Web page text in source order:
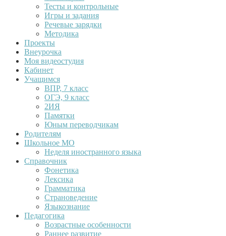
Тесты и контрольные
Игры и задания
Речевые зарядки
Методика
Проекты
Внеурочка
Моя видеостудия
Кабинет
Учащимся
ВПР, 7 класс
ОГЭ, 9 класс
2ИЯ
Памятки
Юным переводчикам
Родителям
Школьное МО
Неделя иностранного языка
Справочник
Фонетика
Лексика
Грамматика
Страноведение
Языкознание
Педагогика
Возрастные особенности
Раннее развитие